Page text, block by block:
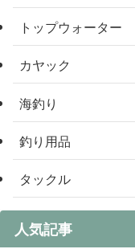
トップウォーター
カヤック
海釣り
釣り用品
タックル
人気記事